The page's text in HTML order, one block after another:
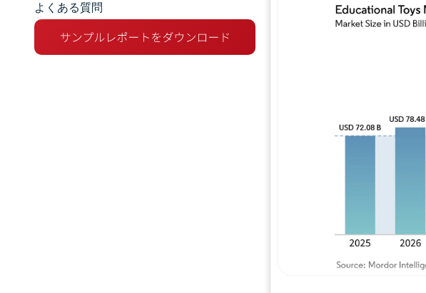
市場分析
トレンドとインサイト
よくある質問